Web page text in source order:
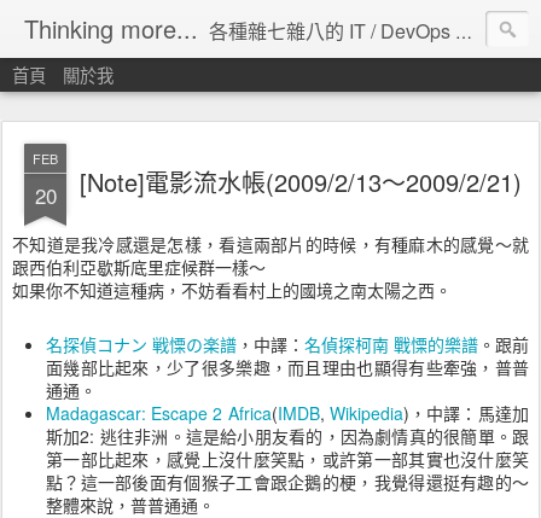
Thinking more... 各種雜七雜八的 IT / DevOps 工具 / 程式設計 / 雲端服務分享。
首頁 關於我
FEB
20 [Note]電影流水帳(2009/2/13～2009/2/21)
不知道是我冷感還是怎樣，看這兩部片的時候，有種麻木的感覺～就
跟西伯利亞歇斯底里症候群一樣～
如果你不知道這種病，不妨看看村上的國境之南太陽之西。
名探偵コナン 戦慄の楽譜 ，中譯： 名偵探柯南 戰慄的樂譜 。跟前
面幾部比起來，少了很多樂趣，而且理由也顯得有些牽強，普普
通通。
Madagascar: Escape 2 Africa(IMDB, Wikipedia)，中譯：馬達加
斯加2: 逃往非洲。這是給小朋友看的，因為劇情真的很簡單。跟
第一部比起來，感覺上沒什麼笑點，或許第一部其實也沒什麼笑
點？這一部後面有個猴子工會跟企鵝的梗，我覺得還挺有趣的～
整體來說，普普通通。